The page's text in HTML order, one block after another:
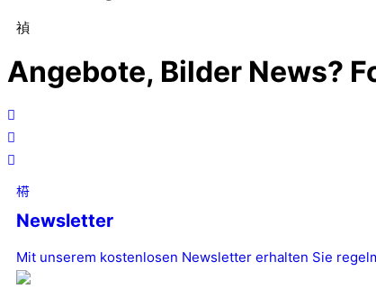
Angebote, Bilder News?
Newsletter
Mit unserem kostenlosen Newsletter erhalten Sie